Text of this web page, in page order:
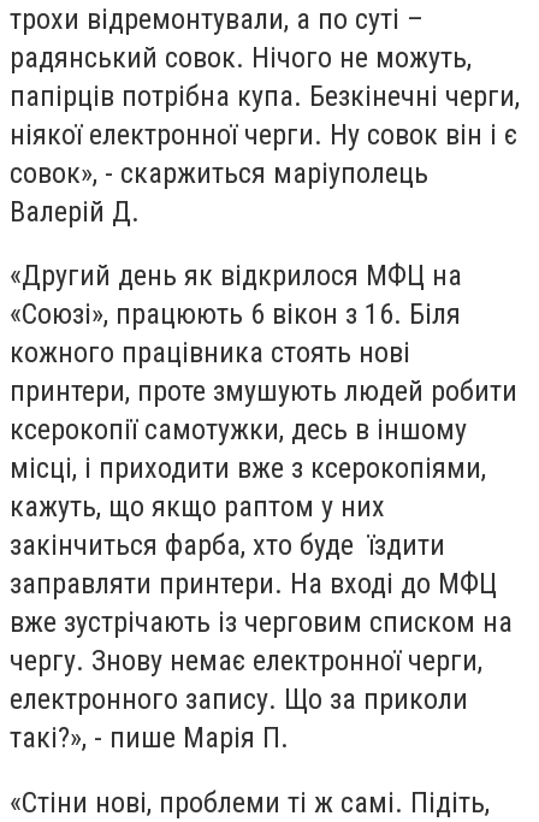
трохи відремонтували, а по суті –
радянський совок. Нічого не можуть,
папірців потрібна купа. Безкінечні черги,
ніякої електронної черги. Ну совок він і є
совок», - скаржиться маріуполець
Валерій Д.
«Другий день як відкрилося МФЦ на
«Союзі», працюють 6 вікон з 16. Біля
кожного працівника стоять нові
принтери, проте змушують людей робити
ксерокопії самотужки, десь в іншому
місці, і приходити вже з ксерокопіями,
кажуть, що якщо раптом у них
закінчиться фарба, хто буде їздити
заправляти принтери. На вході до МФЦ
вже зустрічають із черговим списком на
чергу. Знову немає електронної черги,
електронного запису. Що за приколи
такі?», - пише Марія П.
«Стіни нові, проблеми ті ж самі. Підіть,